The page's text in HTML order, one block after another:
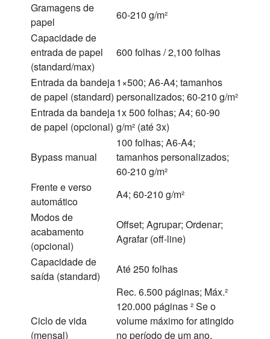
Gramagens de
papel
60-210 g/m²
Capacidade de
entrada de papel
(standard/max)
600 folhas / 2,100 folhas
Entrada da bandeja
de papel (standard)
1×500; A6-A4; tamanhos
personalizados; 60-210 g/m²
Entrada da bandeja
de papel (opcional)
1x 500 folhas; A4; 60-90
g/m² (até 3x)
Bypass manual
100 folhas; A6-A4;
tamanhos personalizados;
60-210 g/m²
Frente e verso
automático
A4; 60-210 g/m²
Modos de
acabamento
(opcional)
Offset; Agrupar; Ordenar;
Agrafar (off-line)
Capacidade de
saída (standard)
Até 250 folhas
Ciclo de vida
(mensal)
Rec. 6.500 páginas; Máx.²
120.000 páginas ² Se o
volume máximo for atingido
no período de um ano,